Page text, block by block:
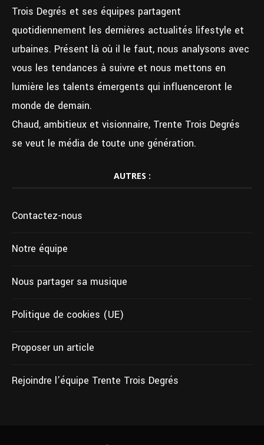
Trois Degrés et ses équipes partagent
quotidiennement les dernières actualités lifestyle et
urbaines. Présent là où il le faut, nous analysons avec
vous les tendances à suivre et nous mettons en
lumière les talents émergents qui influenceront le
monde de demain.
Chaud, ambitieux et visionnaire, Trente Trois Degrés
se veut le média de toute une génération.
AUTRES :
Contactez-nous
Notre équipe
Nous partager sa musique
Politique de cookies (UE)
Proposer un article
Rejoindre l’équipe Trente Trois Degrés